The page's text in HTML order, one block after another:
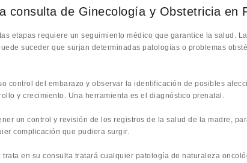
consulta de Ginecología y Obstetricia en
etapas requiere un seguimiento médico que garantice la salud.
suceder que surjan determinadas patologías o problemas
control del embarazo y observar la identificación de posibles
y crecimiento. Una herramienta es el diagnóstico prenatal.
un control y revisión de los registros de la salud de la madre,
complicación que pudiera surgir.
trata en su consulta tratará cualquier patología de naturaleza